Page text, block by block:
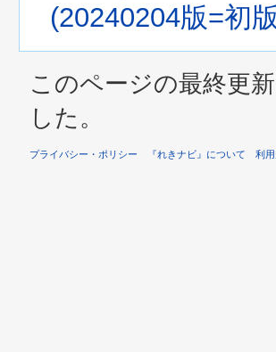
(20240204版=初
このページの最終更
した。
プライバシー・ポリシー 『れきナビ』について 利